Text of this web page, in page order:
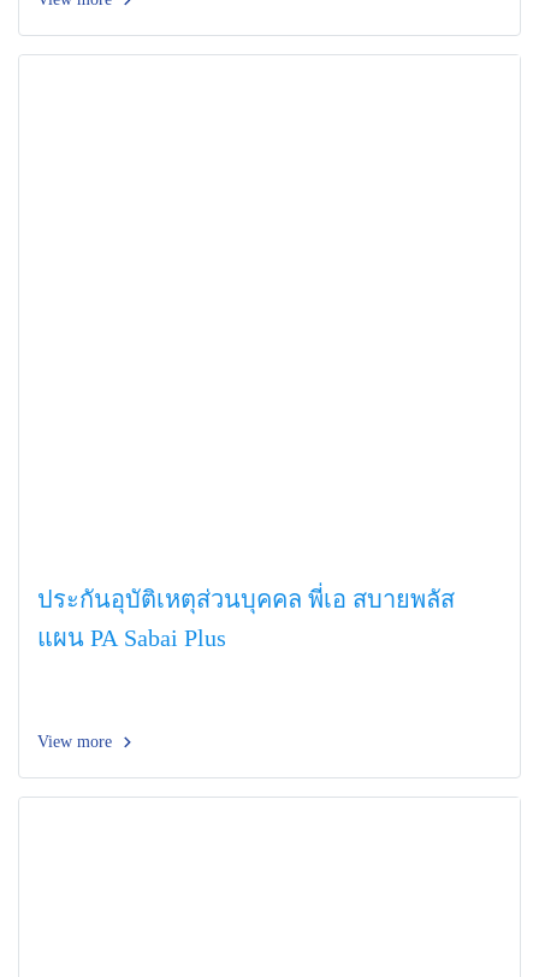
ประกันอุบัติเหตุส่วนบุคคล พี่เอ สบายพลัส
แผน PA Sabai Plus
View more